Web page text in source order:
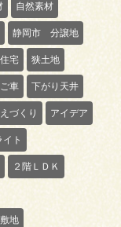
自然素材
静岡市 分譲地
宅 狭土地
車 下がり天井
づくり アイデア
ト
２階ＬＤＫ
地